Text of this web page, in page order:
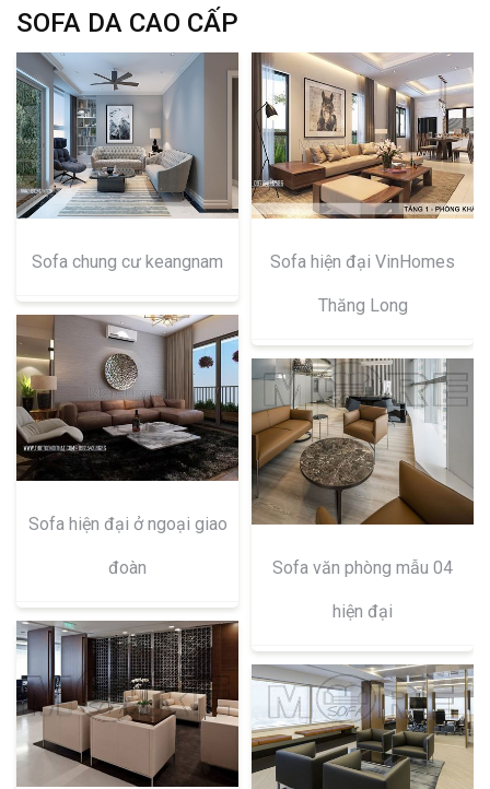
SOFA DA CAO CẤP
Sofa chung cư keangnam Sofa hiện đại VinHomes
Thăng Long
Sofa hiện đại ở ngoại giao
đoàn Sofa văn phòng mẫu 04
hiện đại